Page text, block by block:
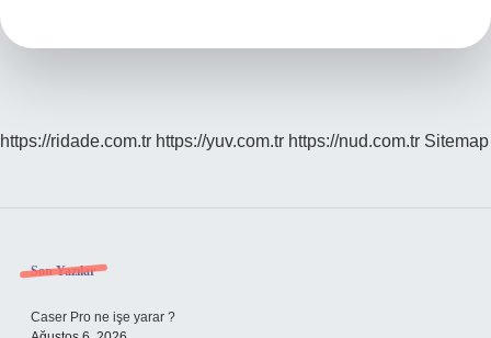
https://ridade.com.tr https://yuv.com.tr https://nud.com.tr Sitemap
Sidebar
Son Yazılar
Caser Pro ne işe yarar ?